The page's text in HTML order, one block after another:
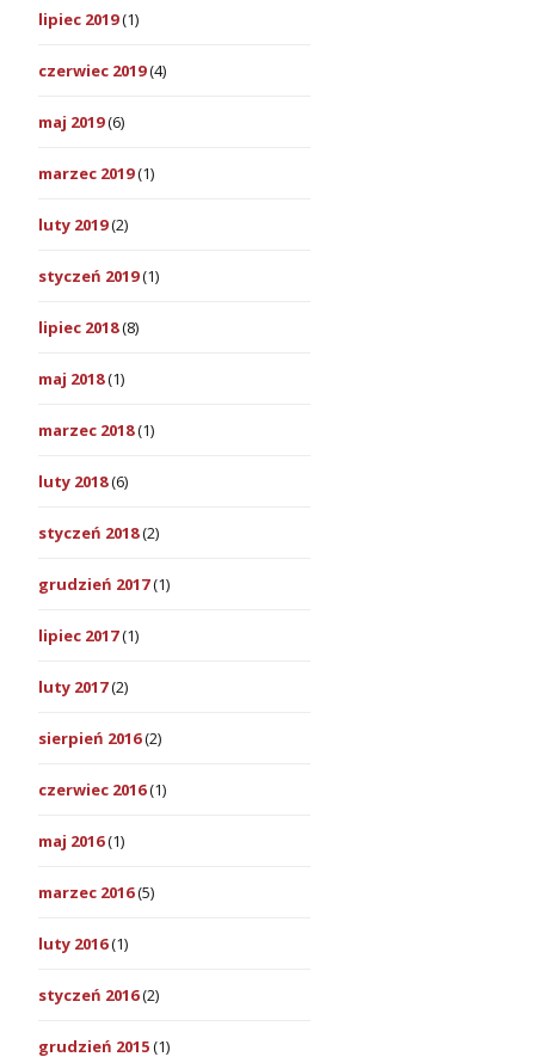
lipiec 2019(1)
czerwiec 2019(4)
maj 2019(6)
marzec 2019(1)
luty 2019(2)
styczeń 2019(1)
lipiec 2018(8)
maj 2018(1)
marzec 2018(1)
luty 2018(6)
styczeń 2018(2)
grudzień 2017(1)
lipiec 2017(1)
luty 2017(2)
sierpień 2016(2)
czerwiec 2016(1)
maj 2016(1)
marzec 2016(5)
luty 2016(1)
styczeń 2016(2)
grudzień 2015(1)